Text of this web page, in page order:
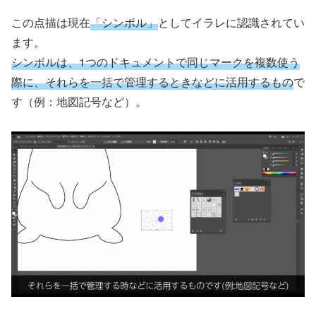
この点描は現在「シンボル」としてイラレに認識されてい
ます。
シンボルは、1つのドキュメントで同じマークを複数使う
際に、それらを一括で管理するときなどに活用するもので
す（例：地図記号など）。